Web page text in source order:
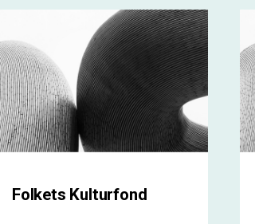
Folkets Kulturfond